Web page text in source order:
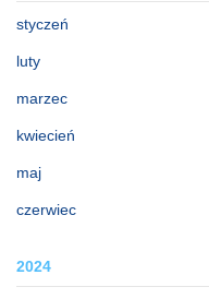
styczeń
luty
marzec
kwiecień
maj
czerwiec
2024